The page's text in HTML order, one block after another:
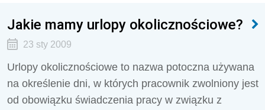
Jakie mamy urlopy okolicznościowe?
23 sty 2009
Urlopy okolicznościowe to nazwa potoczna używana
na określenie dni, w których pracownik zwolniony jest
od obowiązku świadczenia pracy w związku z